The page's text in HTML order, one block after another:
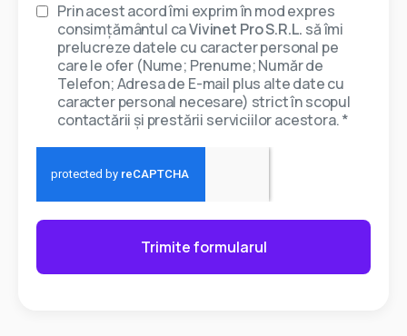
Prin acest acord îmi exprim în mod expres
consimțământul caVivinet Pro S.R.L. să îmi
prelucreze datele cu caracter personal pe
care le ofer (Nume; Prenume; Număr de
Telefon; Adresa de E-mail plus alte date cu
caracter personal necesare) strict în scopul
contactării și prestării serviciilor acestora. *
Trimite formularul